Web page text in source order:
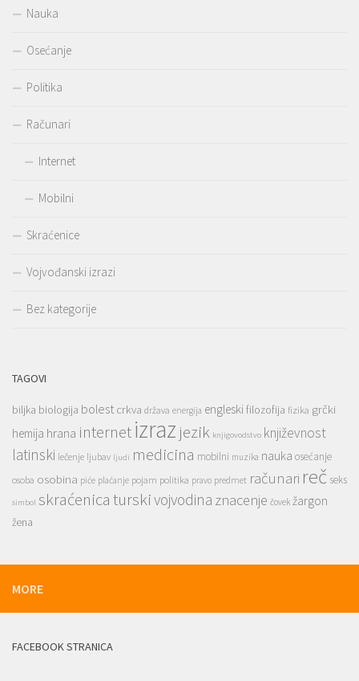
Nauka
Osećanje
Politika
Računari
Internet
Mobilni
Skraćenice
Vojvođanski izrazi
Bez kategorije
TAGOVI
biljka biologija bolest crkva država energija engleskifilozofija fizika grčki
hemija hrana internetizraz jezik knjigovodstvo književnost
latinski lečenje ljubav ljudi medicina mobilni muzika nauka osećanje
osoba osobina piće plaćanje pojam politika pravo predmet računari reč seks
simbol skraćenicaturskivojvodina znacenje čovek žargon
žena
MORE
FACEBOOK STRANICA